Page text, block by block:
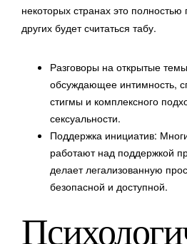
некоторых странах это
других будет считаться табу.
Разговоры на открытые
обсуждающее интимность,
стигмы и комплексного
сексуальности.
Поддержка инициатив:
работают над поддержкой
делает легализованную
безопасной и доступной.